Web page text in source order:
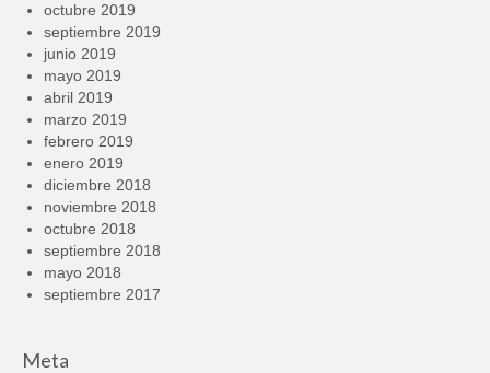
octubre 2019
septiembre 2019
junio 2019
mayo 2019
abril 2019
marzo 2019
febrero 2019
enero 2019
diciembre 2018
noviembre 2018
octubre 2018
septiembre 2018
mayo 2018
septiembre 2017
Meta